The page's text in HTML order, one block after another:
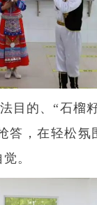
目的、“石榴
答，在轻松氛
。